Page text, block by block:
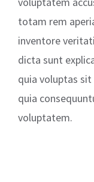
totam rem
inventore
dicta sunt
quia voluptas
quia
voluptatem.